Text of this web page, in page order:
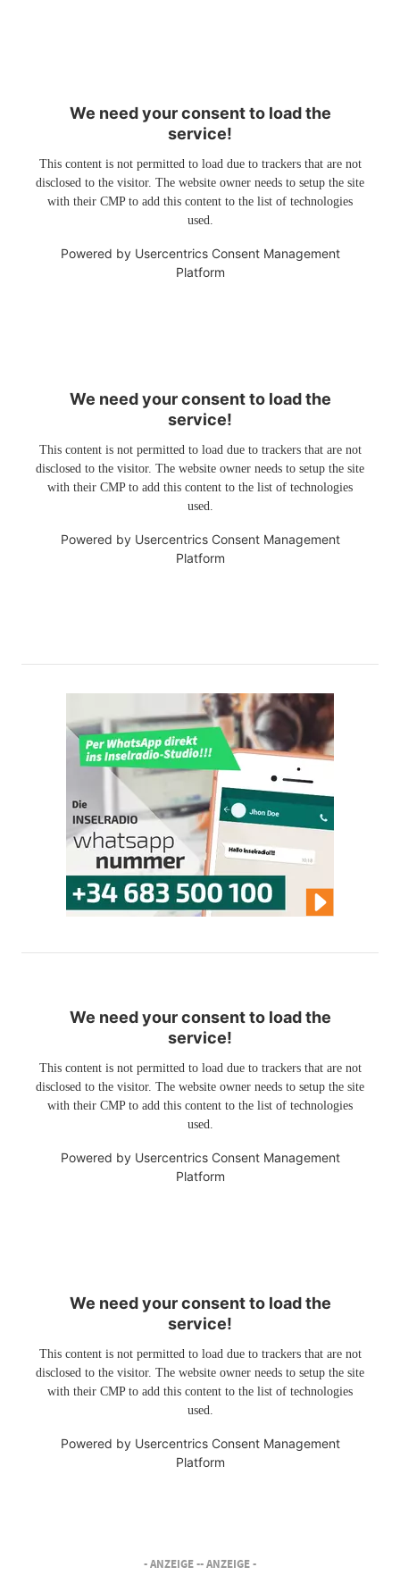
We need your consent to load the
service!
This content is not permitted to load due to trackers that are not
disclosed to the visitor. The website owner needs to setup the site
with their CMP to add this content to the list of technologies
used.
Powered by Usercentrics Consent Management
Platform
We need your consent to load the
service!
This content is not permitted to load due to trackers that are not
disclosed to the visitor. The website owner needs to setup the site
with their CMP to add this content to the list of technologies
used.
Powered by Usercentrics Consent Management
Platform
We need your consent to load the
service!
This content is not permitted to load due to trackers that are not
disclosed to the visitor. The website owner needs to setup the site
with their CMP to add this content to the list of technologies
used.
Powered by Usercentrics Consent Management
Platform
We need your consent to load the
service!
This content is not permitted to load due to trackers that are not
disclosed to the visitor. The website owner needs to setup the site
with their CMP to add this content to the list of technologies
used.
Powered by Usercentrics Consent Management
Platform
- ANZEIGE -- ANZEIGE -